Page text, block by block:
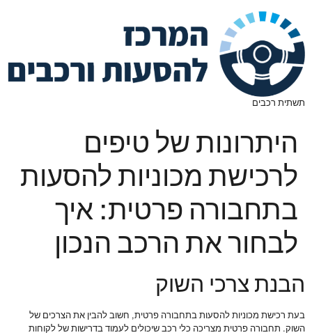
תשתית רכבים
היתרונות של טיפים
לרכישת מכוניות להסעות
בתחבורה פרטית: איך
לבחור את הרכב הנכון
הבנת צרכי השוק
בעת רכישת מכוניות להסעות בתחבורה פרטית, חשוב להבין את הצרכים של
השוק. תחבורה פרטית מצריכה כלי רכב שיכולים לעמוד בדרישות של לקוחות